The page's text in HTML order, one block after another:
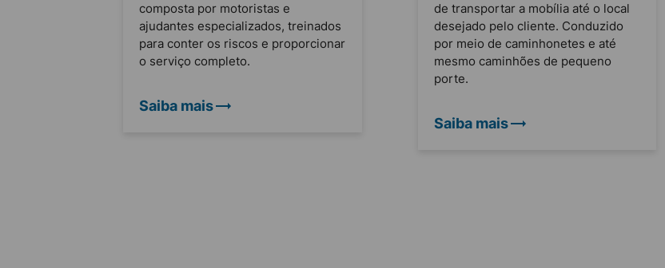
composta por motoristas e
ajudantes especializados, treinados
para conter os riscos e proporcionar
o serviço completo.
Saiba mais
de transportar a mobília até o local
desejado pelo cliente. Conduzido
por meio de caminhonetes e até
mesmo caminhões de pequeno
porte.
Saiba mais